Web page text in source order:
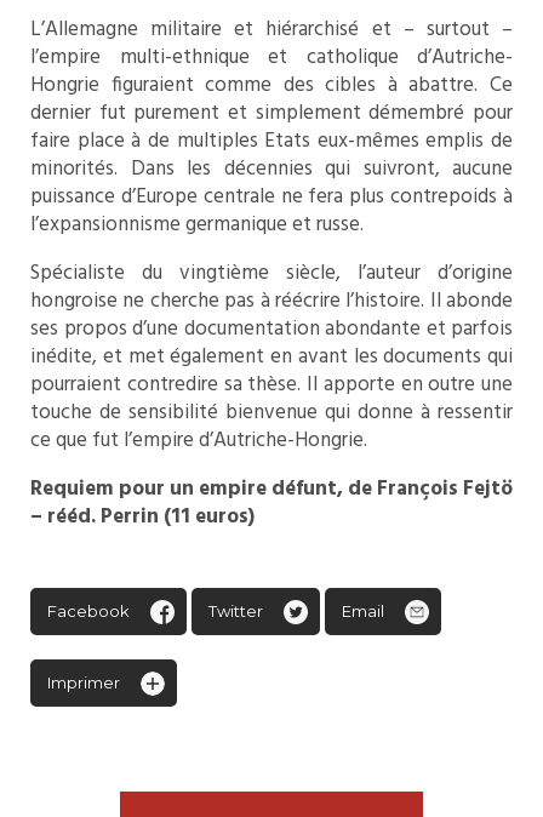
L’Allemagne militaire et hiérarchisé et – surtout –
l’empire multi-ethnique et catholique d’Autriche-
Hongrie figuraient comme des cibles à abattre. Ce
dernier fut purement et simplement démembré pour
faire place à de multiples Etats eux-mêmes emplis de
minorités. Dans les décennies qui suivront, aucune
puissance d’Europe centrale ne fera plus contrepoids à
l’expansionnisme germanique et russe.
Spécialiste du vingtième siècle, l’auteur d’origine
hongroise ne cherche pas à réécrire l’histoire. Il abonde
ses propos d’une documentation abondante et parfois
inédite, et met également en avant les documents qui
pourraient contredire sa thèse. Il apporte en outre une
touche de sensibilité bienvenue qui donne à ressentir
ce que fut l’empire d’Autriche-Hongrie.
Requiem pour un empire défunt, de François Fejtö
– rééd. Perrin (11 euros)
Facebook Twitter Email
Imprimer